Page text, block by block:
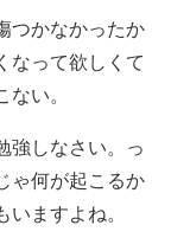
つかなかったか
なって欲しくて
い。
強しなさい。っ
ゃ何が起こるか
ますよね。